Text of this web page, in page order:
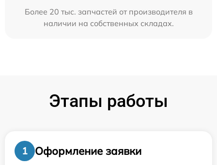
Более 20 тыс. запчастей от производителя в
наличии на собственных складах.
Этапы работы
1
Оформление заявки